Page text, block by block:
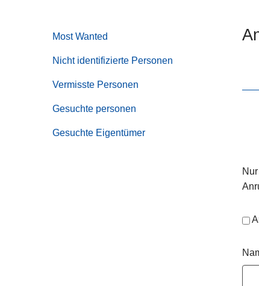
Most Wanted
Nicht identifizierte Personen
Vermisste Personen
Gesuchte personen
Gesuchte Eigentümer